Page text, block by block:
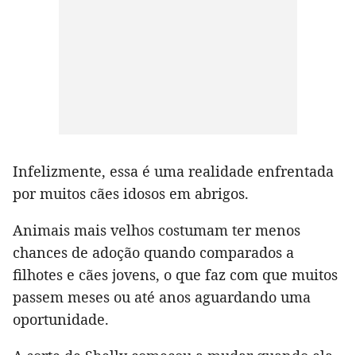
Infelizmente, essa é uma realidade enfrentada
por muitos cães idosos em abrigos.
Animais mais velhos costumam ter menos
chances de adoção quando comparados a
filhotes e cães jovens, o que faz com que muitos
passem meses ou até anos aguardando uma
oportunidade.